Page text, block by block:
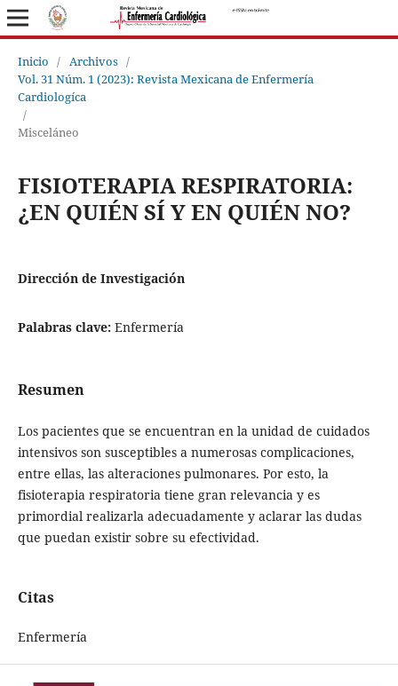
Inicio / Archivos /
Vol. 31 Núm. 1 (2023): Revista Mexicana de Enfermería
Cardiologíca
/
Misceláneo
FISIOTERAPIA RESPIRATORIA:
¿EN QUIÉN SÍ Y EN QUIÉN NO?
Dirección de Investigación
Palabras clave: Enfermería
Resumen
Los pacientes que se encuentran en la unidad de cuidados
intensivos son susceptibles a numerosas complicaciones,
entre ellas, las alteraciones pulmonares. Por esto, la
fisioterapia respiratoria tiene gran relevancia y es
primordial realizarla adecuadamente y aclarar las dudas
que puedan existir sobre su efectividad.
Citas
Enfermería